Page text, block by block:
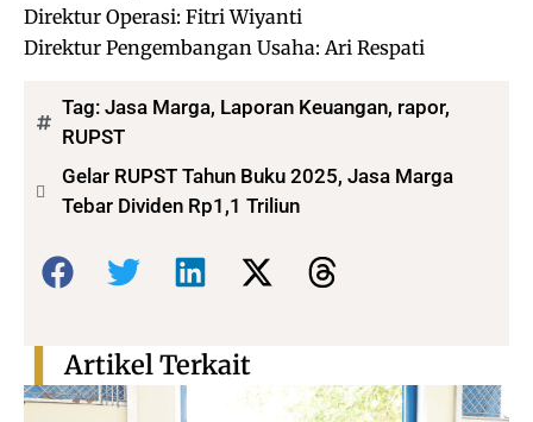
Direktur Operasi: Fitri Wiyanti
Direktur Pengembangan Usaha: Ari Respati
Tag: Jasa Marga, Laporan Keuangan, rapor,
RUPST
Gelar RUPST Tahun Buku 2025, Jasa Marga
Tebar Dividen Rp1,1 Triliun
Bagikan:
Artikel Terkait